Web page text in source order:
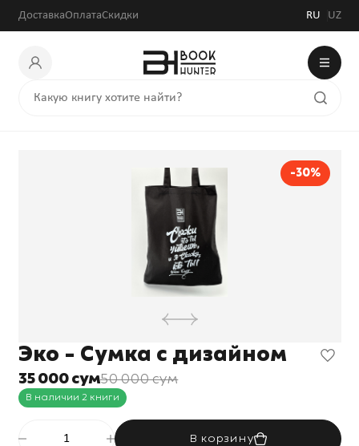
ДоставкаОплатаСкидки RU UZ
-30%
Эко - Сумка с дизайном
35 000 сум50 000 сум
В наличии 2 книги
В корзину